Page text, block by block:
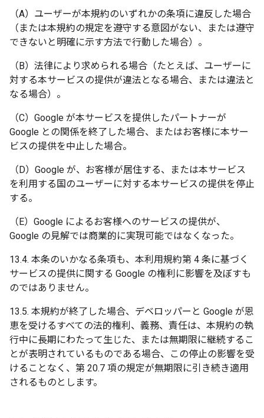
（A）ユーザーが本規約のいずれかの条項に違反した場合
（または本規約の規定を遵守する意図がない、または遵守
できないと明確に示す方法で行動した場合）。
（B）法律により求められる場合（たとえば、ユーザーに
対する本サービスの提供が違法となる場合、または違法と
なる場合）。
（C）Google が本サービスを提供したパートナーが
Google との関係を終了した場合、またはお客様に本サー
ビスの提供を中止した場合。
（D）Google が、お客様が居住する、または本サービス
を利用する国のユーザーに対する本サービスの提供を停止
する。
（E）Google によるお客様へのサービスの提供が、
Google の見解では商業的に実現可能ではなくなった。
13.4. 本条のいかなる条項も、本利用規約第 4 条に基づく
サービスの提供に関する Google の権利に影響を及ぼすも
のではありません。
13.5. 本規約が終了した場合、デベロッパーと Google が恩
恵を受けるすべての法的権利、義務、責任は、本規約の執
行中に長期にわたって生じた、または無期限に継続するこ
とが表明されているものである場合、この停止の影響を受
けることなく、第 20.7 項の規定が無期限に引き続き適用
されるものとします。